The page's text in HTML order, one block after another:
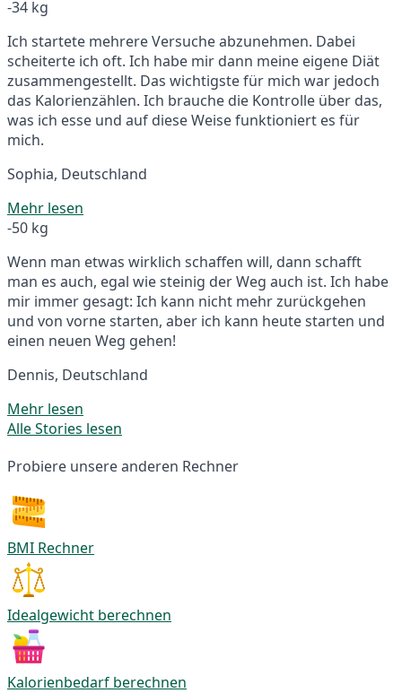
-34 kg
Ich startete mehrere Versuche abzunehmen. Dabei
scheiterte ich oft. Ich habe mir dann meine eigene Diät
zusammengestellt. Das wichtigste für mich war jedoch
das Kalorienzählen. Ich brauche die Kontrolle über das,
was ich esse und auf diese Weise funktioniert es für
mich.
Sophia, Deutschland
Mehr lesen
-50 kg
Wenn man etwas wirklich schaffen will, dann schafft
man es auch, egal wie steinig der Weg auch ist. Ich habe
mir immer gesagt: Ich kann nicht mehr zurückgehen
und von vorne starten, aber ich kann heute starten und
einen neuen Weg gehen!
Dennis, Deutschland
Mehr lesen
Alle Stories lesen
Probiere unsere anderen Rechner
BMI Rechner
Idealgewicht berechnen
Kalorienbedarf berechnen